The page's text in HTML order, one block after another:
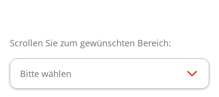
Scrollen Sie zum gewünschten Bereich:
Bitte wählen